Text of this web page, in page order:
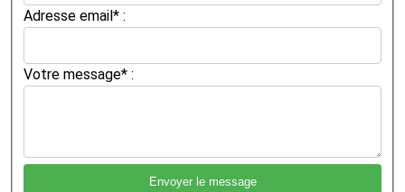
Adresse email* :
Votre message* :